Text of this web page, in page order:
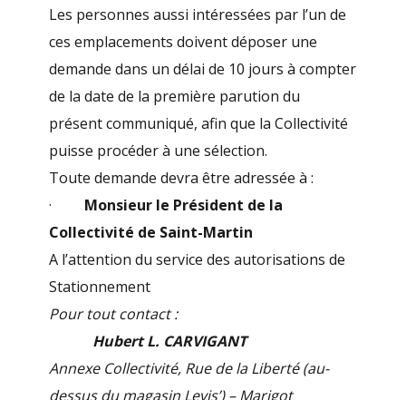
Les personnes aussi intéressées par l’un de
ces emplacements doivent déposer une
demande dans un délai de 10 jours à compter
de la date de la première parution du
présent communiqué, afin que la Collectivité
puisse procéder à une sélection.
Toute demande devra être adressée à :
· Monsieur le Président de la
Collectivité de Saint-Martin
A l’attention du service des autorisations de
Stationnement
Pour tout contact :
Hubert L. CARVIGANT
Annexe Collectivité, Rue de la Liberté (au-
dessus du magasin Levis’) – Marigot